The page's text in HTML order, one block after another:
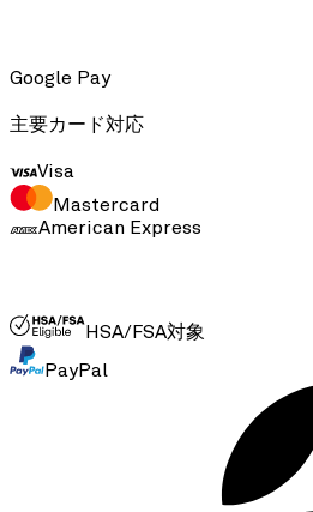
Google Pay
主要カード対応
Visa
Mastercard
American Express
HSA/FSA対象
PayPal